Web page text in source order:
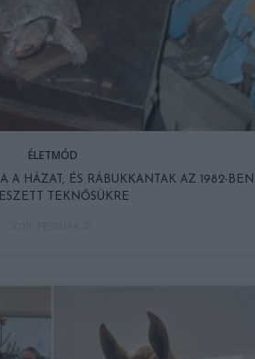
ÉLETMÓD
A HÁZAT, ÉS RÁBUKKANTAK AZ 1982-BEN
TEKNŐSÜKRE